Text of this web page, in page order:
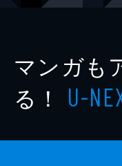
マンガも
る！ U-